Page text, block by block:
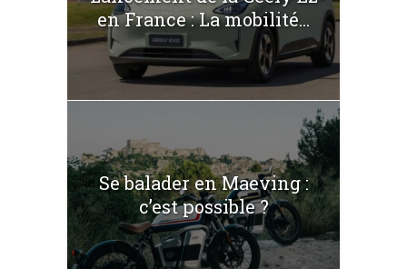
en France : La mobilité...
Se balader en Maeving :
c’est possible ?